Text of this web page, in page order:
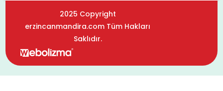
2025 Copyright
erzincanmandira.com Tüm Hakları
Saklıdır.